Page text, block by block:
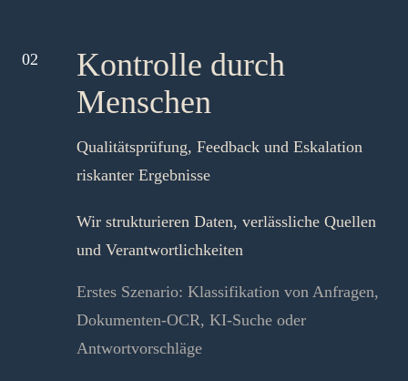
02
Kontrolle durch
Menschen
Qualitätsprüfung, Feedback und Eskalation
riskanter Ergebnisse
Wir strukturieren Daten, verlässliche Quellen
und Verantwortlichkeiten
Erstes Szenario: Klassifikation von Anfragen,
Dokumenten-OCR, KI-Suche oder
Antwortvorschläge